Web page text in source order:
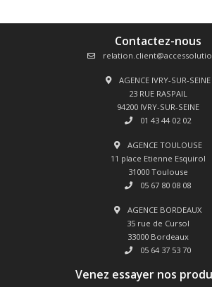
Contactez-nous
AGENCE IVRY-SUR-SEINE
23 RUE RASPAIL
94200 IVRY-SUR-SEINE
01 43 44 02 02
AGENCE TOULOUSE
11 place Etienne Esquirol
31000 Toulouse
05 67 80 08 08
AGENCE BORDEAUX
35 rue de Cursol
33000 Bordeaux
05 64 37 53 70
Venez essayer nos